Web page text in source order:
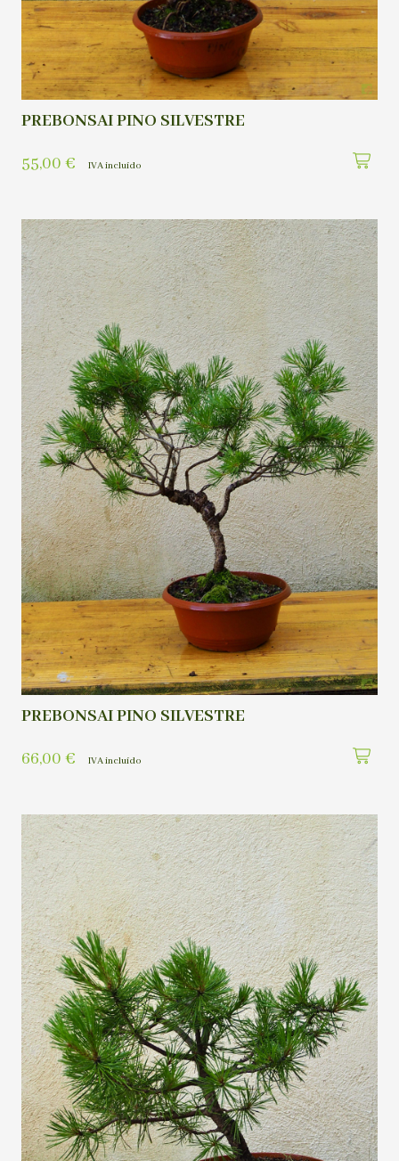
PREBONSAI PINO SILVESTRE
55,00 € IVA incluído
PREBONSAI PINO SILVESTRE
66,00 € IVA incluído